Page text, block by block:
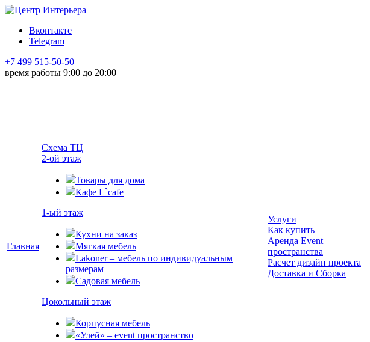
Вконтакте
Telegram
+7 499 515-50-50
время работы 9:00 до 20:00
Главная
Схема ТЦ
2-ой этаж
Товары для дома
Кафе L`cafe
1-ый этаж
Кухни на заказ
Мягкая мебель
Lakoner – мебель по индивидуальным
размерам
Садовая мебель
Цокольный этаж
Корпусная мебель
«Улей» – event пространство
Услуги
Как купить
Аренда Event
пространства
Расчет дизайн проекта
Доставка и Сборка